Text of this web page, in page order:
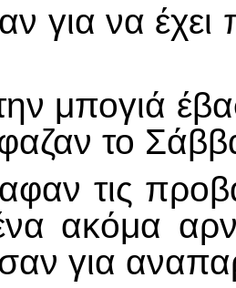
για να
μπογιά
το
τις
ακόμα
για